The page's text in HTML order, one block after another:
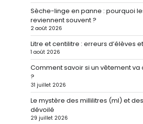
Sèche-linge en panne : pourquoi
reviennent souvent ?
2 août 2026
Litre et centilitre : erreurs d’élèves
1 août 2026
Comment savoir si un vêtement
?
31 juillet 2026
Le mystère des millilitres (ml) et
dévoilé
29 juillet 2026